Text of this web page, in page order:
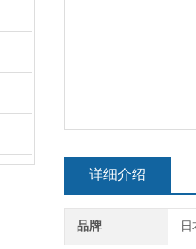
详细介绍
品牌